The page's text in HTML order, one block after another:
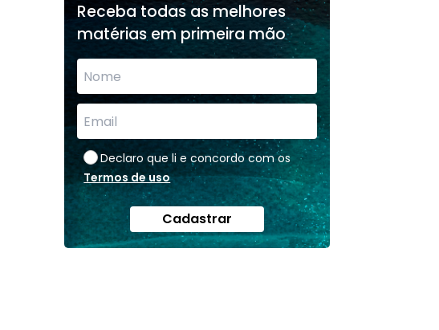
Receba todas as melhores
matérias em primeira mão
Declaro que li e concordo com os
Termos de uso
Cadastrar